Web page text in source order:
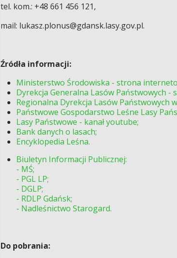
tel. kom.: +48 661 456 121,
mail: lukasz.plonus@gdansk.lasy.gov.pl.
Źródła informacji:
Ministerstwo Środowiska - strona
Dyrekcja Generalna Lasów Państwowych -
Regionalna Dyrekcja Lasów Państwowych
Państwowe Gospodarstwo Leśne Lasy
Lasy Państwowe - kanał youtube;
Bank danych o lasach;
Encyklopedia Leśna.
Biuletyn Informacji Publicznej:
- MŚ;
- PGL LP;
- DGLP;
- RDLP Gdańsk;
- Nadleśnictwo Starogard.
Do pobrania: